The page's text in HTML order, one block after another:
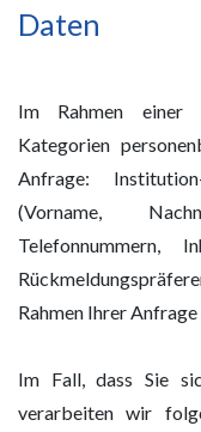
Daten
Im Rahmen einer
Kategorien
Anfrage:
(Vorname,
Telefonnummern,
Rahmen Ihrer
Im Fall, dass Sie
verarbeiten wir